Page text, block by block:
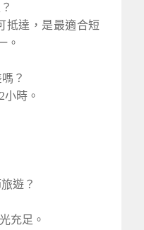
抵達，是最適合短
。
？
時。
遊？
充足。